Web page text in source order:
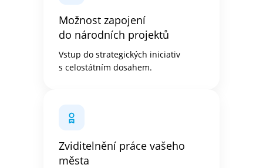
Možnost zapojení
do národních projektů
Vstup do strategických iniciativ
s celostátním dosahem.
Zviditelnění práce vašeho
města